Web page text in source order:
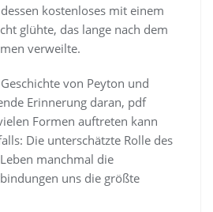
kostenloses mit einem
glühte, das lange nach dem
verweilte.
von Peyton und
Erinnerung daran, pdf
Formen auftreten kann
Die unterschätzte Rolle des
manchmal die
uns die größte